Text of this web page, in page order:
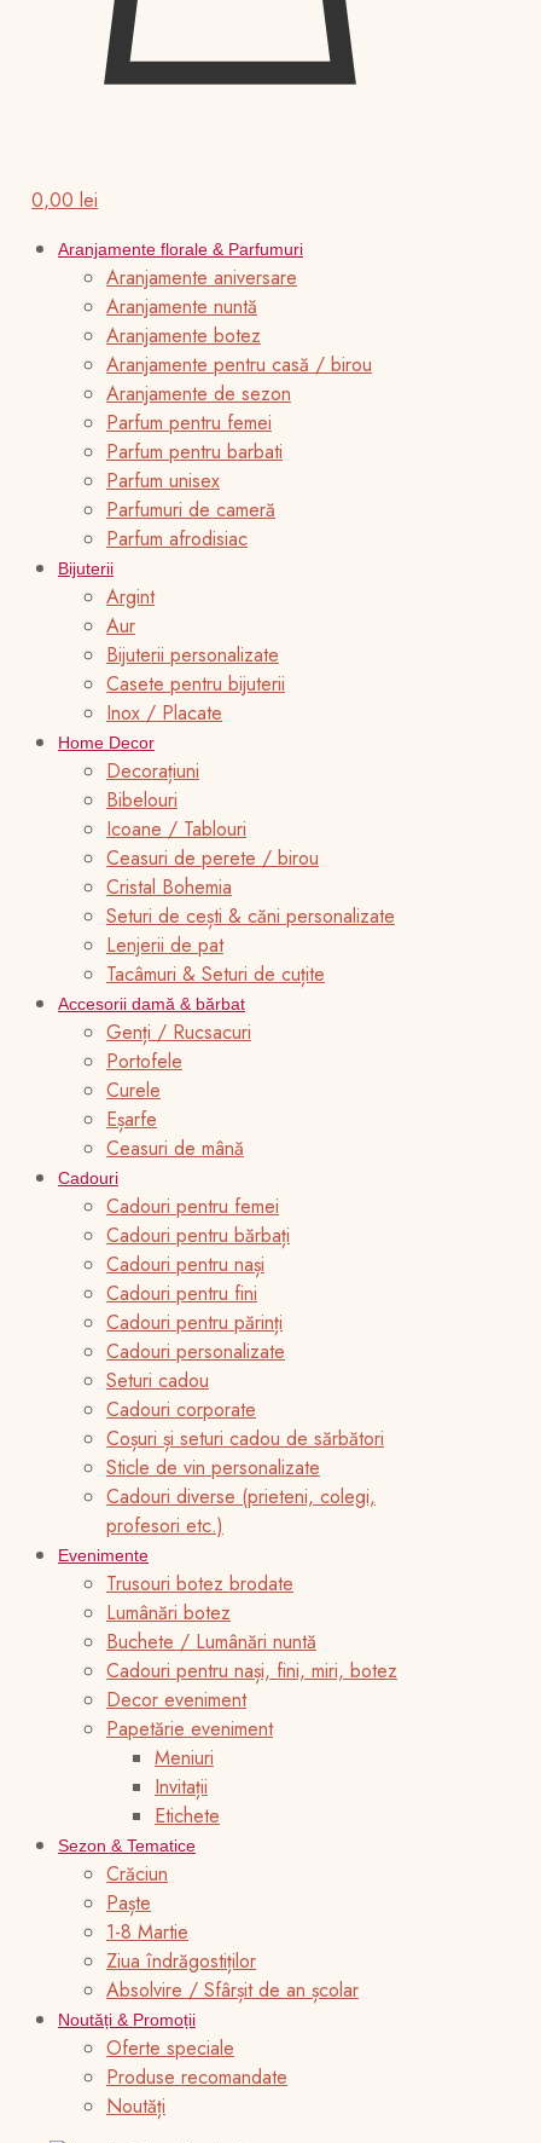
0,00 lei
Aranjamente florale & Parfumuri
Aranjamente aniversare
Aranjamente nuntă
Aranjamente botez
Aranjamente pentru casă / birou
Aranjamente de sezon
Parfum pentru femei
Parfum pentru barbati
Parfum unisex
Parfumuri de cameră
Parfum afrodisiac
Bijuterii
Argint
Aur
Bijuterii personalizate
Casete pentru bijuterii
Inox / Placate
Home Decor
Decorațiuni
Bibelouri
Icoane / Tablouri
Ceasuri de perete / birou
Cristal Bohemia
Seturi de cești & căni personalizate
Lenjerii de pat
Tacâmuri & Seturi de cuțite
Accesorii damă & bărbat
Genți / Rucsacuri
Portofele
Curele
Eșarfe
Ceasuri de mână
Cadouri
Cadouri pentru femei
Cadouri pentru bărbați
Cadouri pentru nași
Cadouri pentru fini
Cadouri pentru părinți
Cadouri personalizate
Seturi cadou
Cadouri corporate
Coșuri și seturi cadou de sărbători
Sticle de vin personalizate
Cadouri diverse (prieteni, colegi,
profesori etc.)
Evenimente
Trusouri botez brodate
Lumânări botez
Buchete / Lumânări nuntă
Cadouri pentru nași, fini, miri, botez
Decor eveniment
Papetărie eveniment
Meniuri
Invitații
Etichete
Sezon & Tematice
Crăciun
Paște
1-8 Martie
Ziua îndrăgostiților
Absolvire / Sfârșit de an școlar
Noutăți & Promoții
Oferte speciale
Produse recomandate
Noutăți